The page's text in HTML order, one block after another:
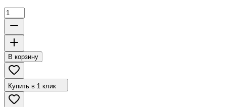
В корзину
Купить в 1 клик